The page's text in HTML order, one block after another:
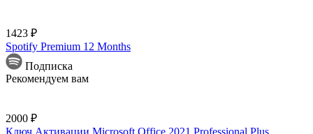
1423 ₽
Spotify Premium 12 Months
Подписка
Рекомендуем вам
2000 ₽
Ключ Активации Microsoft Office 2021 Professional Plus